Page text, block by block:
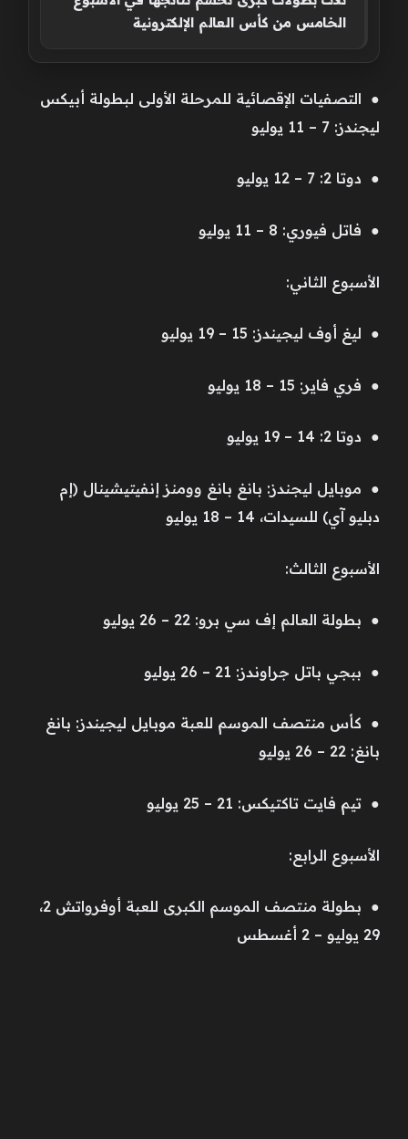
الخامس من كأس العالم الإلكترونية
● التصفيات الإقصائية للمرحلة الأولى لبطولة أبيكس
ليجندز: 7 – 11 يوليو
● دوتا 2: 7 – 12 يوليو
● فاتل فيوري: 8 – 11 يوليو
الأسبوع الثاني:
● ليغ أوف ليجيندز: 15 – 19 يوليو
● فري فاير: 15 – 18 يوليو
● دوتا 2: 14 – 19 يوليو
● موبايل ليجندز: بانغ بانغ وومنز إنفيتيشينال (إم
دبليو آي) للسيدات، 14 – 18 يوليو
الأسبوع الثالث:
● بطولة العالم إف سي برو: 22 – 26 يوليو
● ببجي باتل جراوندز: 21 – 26 يوليو
● كأس منتصف الموسم للعبة موبايل ليجيندز: بانغ
بانغ: 22 – 26 يوليو
● تيم فايت تاكتيكس: 21 – 25 يوليو
الأسبوع الرابع:
● بطولة منتصف الموسم الكبرى للعبة أوفرواتش 2،
29 يوليو – 2 أغسطس